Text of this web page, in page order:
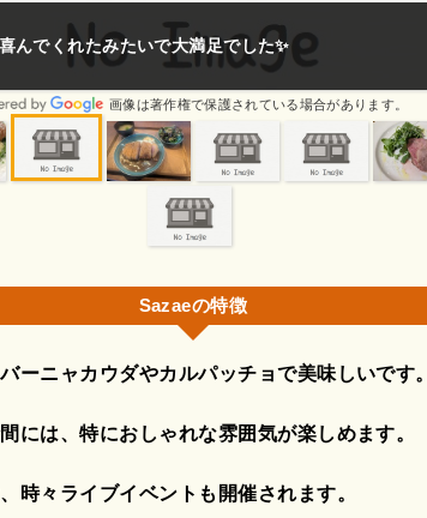
場合があります。
Sazaeの特徴
ーニャカウダやカルパッチョで美味しいです。
には、特におしゃれな雰囲気が楽しめます。
時々ライブイベントも開催されます。